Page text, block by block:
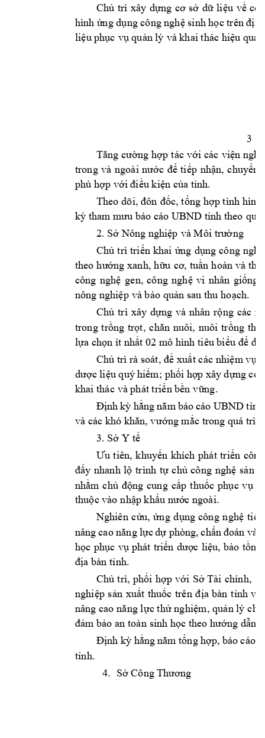
Chủ trì xây dựng cơ sở dữ liệu về
hình ứng dụng công nghệ sinh học trên
liệu phục vụ quản lý và khai thác hiệu quả
3
Tăng cường hợp tác với các viện
trong và ngoài nước để tiếp nhận, chuyển
phù hợp với điều kiện của tỉnh.
Theo dõi, đôn đốc, tổng hợp tình hình
kỳ tham mưu báo cáo UBND tỉnh theo
2. Sở Nông nghiệp và Môi trường
Chủ trì triển khai ứng dụng công ng
theo hướng xanh, hữu cơ, tuần hoàn và
công nghệ gen, công nghệ vi nhân giống,
nông nghiệp và bảo quản sau thu hoạch.
Chủ trì xây dựng và nhân rộng các
trong trồng trọt, chăn nuôi, nuôi trồng
lựa chọn ít nhất 02 mô hình tiêu biểu để
Chủ trì rà soát, đề xuất các nhiệm vụ
dược liệu quý hiếm; phối hợp xây dựng cơ
khai thác và phát triển bền vững.
Định kỳ hằng năm báo cáo UBND t
và các khó khăn, vướng mắc trong quá
3. Sở Y tế
Ưu tiên, khuyến khích phát triển
đẩy nhanh lộ trình tự chủ công nghệ sản
nhằm chủ động cung cấp thuốc phục vụ
thuộc vào nhập khẩu nước ngoài.
Nghiên cứu, ứng dụng công nghệ
nâng cao năng lực dự phòng, chẩn đoán và
học phục vụ phát triển dược liệu, bảo tồn
địa bàn tỉnh.
Chủ trì, phối hợp với Sở Tài chính,
nghiệp sản xuất thuốc trên địa bàn tỉnh và
nâng cao năng lực thử nghiệm, quản lý chấ
đảm bảo an toàn sinh học theo hướng dẫn,
Định kỳ hằng năm tổng hợp, báo cáo
tỉnh.
4.
Sở Công Thương